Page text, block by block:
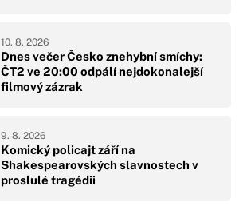
Dnes večer Česko znehybní smíchy:
ČT2 ve 20:00 odpálí nejdokonalejší
filmový zázrak
10. 8. 2026
Komický policajt září na
Shakespearovských slavnostech v
proslulé tragédii
9. 8. 2026